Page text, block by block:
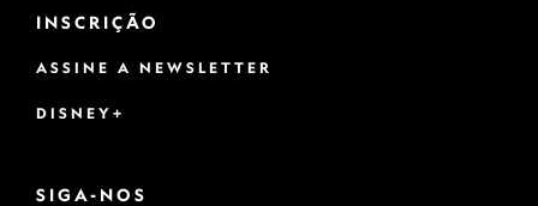
INSCRIÇÃO
ASSINE A NEWSLETTER
DISNEY+
SIGA-NOS